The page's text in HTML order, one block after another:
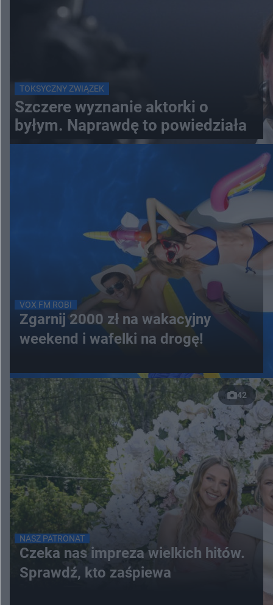
TOKSYCZNY ZWIĄZEK
Szczere wyznanie aktorki o
byłym. Naprawdę to powiedziała
VOX FM ROBI
Zgarnij 2000 zł na wakacyjny
weekend i wafelki na drogę!
42
NASZ PATRONAT
Czeka nas impreza wielkich hitów.
Sprawdź, kto zaśpiewa